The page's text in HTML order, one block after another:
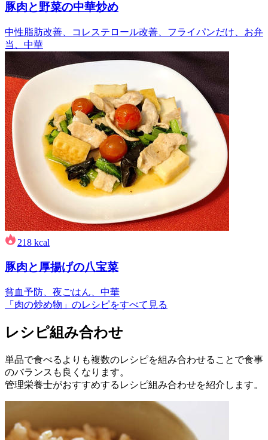
豚肉と野菜の中華炒め
中性脂肪改善、コレステロール改善、フライパンだけ、お弁
当、中華
218 kcal
豚肉と厚揚げの八宝菜
貧血予防、夜ごはん、中華
「肉の炒め物」のレシピをすべて見る
レシピ組み合わせ
単品で食べるよりも複数のレシピを組み合わせることで食事
のバランスも良くなります。
管理栄養士がおすすめするレシピ組み合わせを紹介します。